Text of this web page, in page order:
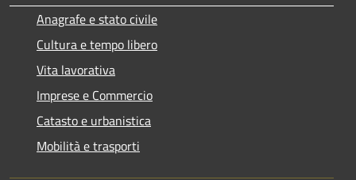
Anagrafe e stato civile
Cultura e tempo libero
Vita lavorativa
Imprese e Commercio
Catasto e urbanistica
Mobilità e trasporti